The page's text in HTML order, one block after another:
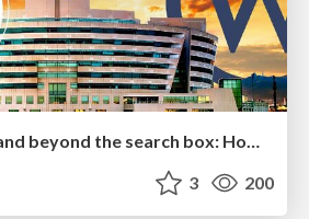
Beyond borders and beyond the search box: How to win the global "messy middle" with AI-driven SEO
3 200